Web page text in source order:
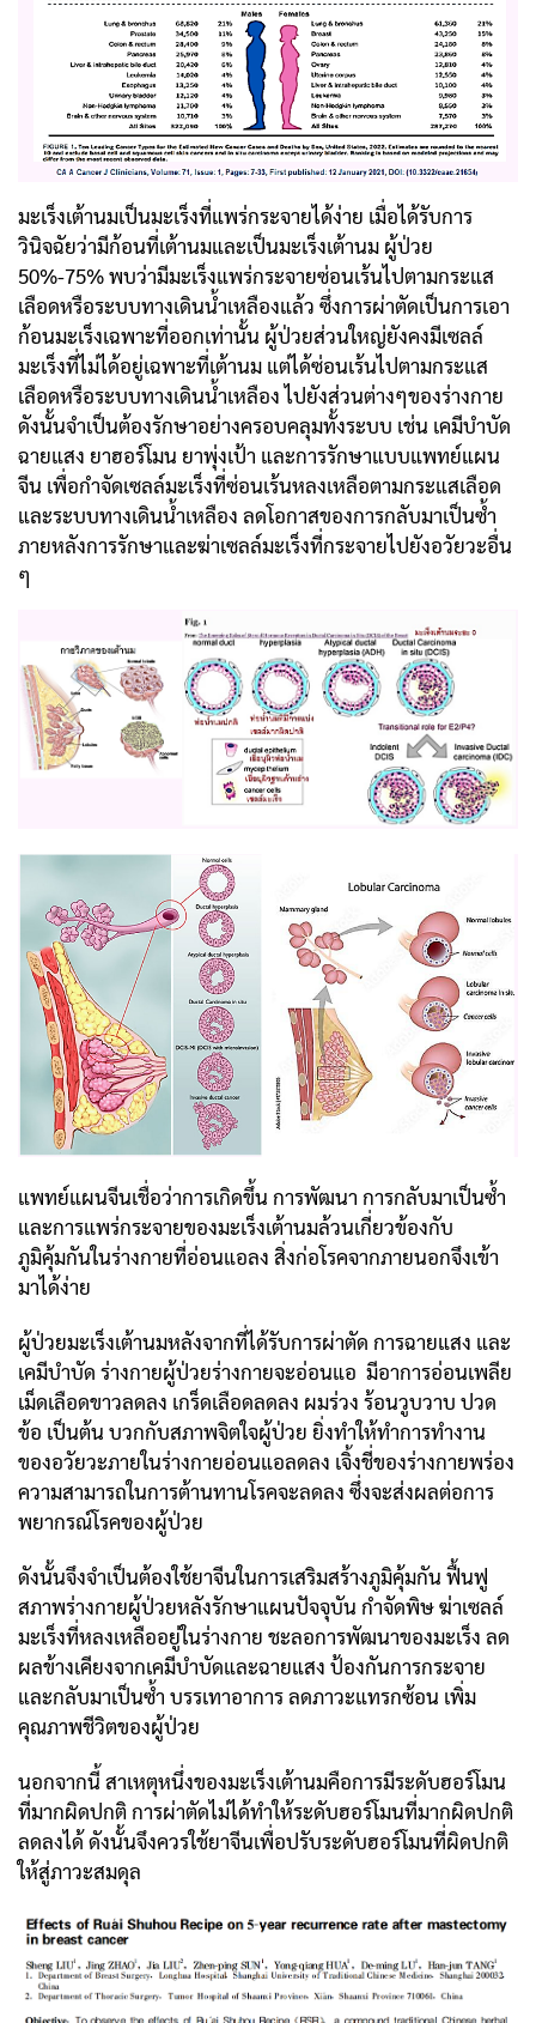
มะเร็งเต้านมเป็นมะเร็งที่แพร่กระจายได้ง่าย เมื่อได้รับการ
วินิจฉัยว่ามีก้อนที่เต้านมและเป็นมะเร็งเต้านม ผู้ป่วย
50%-75% พบว่ามีมะเร็งแพร่กระจายซ่อนเร้นไปตามกระแส
เลือดหรือระบบทางเดินน้ำเหลืองแล้ว ซึ่งการผ่าตัดเป็นการเอา
ก้อนมะเร็งเฉพาะที่ออกเท่านั้น ผู้ป่วยส่วนใหญ่ยังคงมีเซลล์
มะเร็งที่ไม่ได้อยู่เฉพาะที่เต้านม แต่ได้ซ่อนเร้นไปตามกระแส
เลือดหรือระบบทางเดินน้ำเหลือง ไปยังส่วนต่างๆของร่างกาย
ดังนั้นจำเป็นต้องรักษาอย่างครอบคลุมทั้งระบบ เช่น เคมีบำบัด
ฉายแสง ยาฮอร์โมน ยาพุ่งเป้า และการรักษาแบบแพทย์แผน
จีน เพื่อกำจัดเซลล์มะเร็งที่ซ่อนเร้นหลงเหลือตามกระแสเลือด
และระบบทางเดินน้ำเหลือง ลดโอกาสของการกลับมาเป็นซ้ำ
ภายหลังการรักษาและฆ่าเซลล์มะเร็งที่กระจายไปยังอวัยวะอื่น
ๆ
แพทย์แผนจีนเชื่อว่าการเกิดขึ้น การพัฒนา การกลับมาเป็นซ้ำ
และการแพร่กระจายของมะเร็งเต้านมล้วนเกี่ยวข้องกับ
ภูมิคุ้มกันในร่างกายที่อ่อนแอลง สิ่งก่อโรคจากภายนอกจึงเข้า
มาได้ง่าย
ผู้ป่วยมะเร็งเต้านมหลังจากที่ได้รับการผ่าตัด การฉายแสง และ
เคมีบำบัด ร่างกายผู้ป่วยร่างกายจะอ่อนแอ มีอาการอ่อนเพลีย
เม็ดเลือดขาวลดลง เกร็ดเลือดลดลง ผมร่วง ร้อนวูบวาบ ปวด
ข้อ เป็นต้น บวกกับสภาพจิตใจผู้ป่วย ยิ่งทำให้ทำการทำงาน
ของอวัยวะภายในร่างกายอ่อนแอลดลง เจิ้งชี่ของร่างกายพร่อง
ความสามารถในการต้านทานโรคจะลดลง ซึ่งจะส่งผลต่อการ
พยากรณ์โรคของผู้ป่วย
ดังนั้นจึงจำเป็นต้องใช้ยาจีนในการเสริมสร้างภูมิคุ้มกัน ฟื้นฟู
สภาพร่างกายผู้ป่วยหลังรักษาแผนปัจจุบัน กำจัดพิษ ฆ่าเซลล์
มะเร็งที่หลงเหลืออยู่ในร่างกาย ชะลอการพัฒนาของมะเร็ง ลด
ผลข้างเคียงจากเคมีบำบัดและฉายแสง ป้องกันการกระจาย
และกลับมาเป็นซ้ำ บรรเทาอาการ ลดภาวะแทรกซ้อน เพิ่ม
คุณภาพชีวิตของผู้ป่วย
นอกจากนี้ สาเหตุหนึ่งของมะเร็งเต้านมคือการมีระดับฮอร์โมน
ที่มากผิดปกติ การผ่าตัดไม่ได้ทำให้ระดับฮอร์โมนที่มากผิดปกติ
ลดลงได้ ดังนั้นจึงควรใช้ยาจีนเพื่อปรับระดับฮอร์โมนที่ผิดปกติ
ให้สู่ภาวะสมดุล